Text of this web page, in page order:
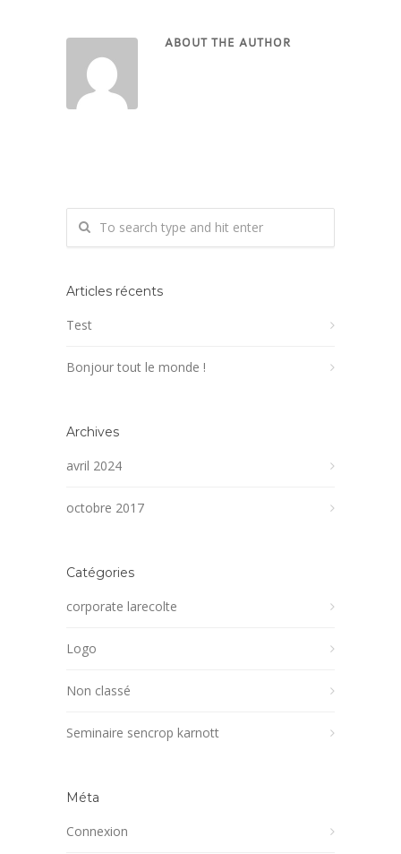
ABOUT THE AUTHOR
Articles récents
Test
Bonjour tout le monde !
Archives
avril 2024
octobre 2017
Catégories
corporate larecolte
Logo
Non classé
Seminaire sencrop karnott
Méta
Connexion